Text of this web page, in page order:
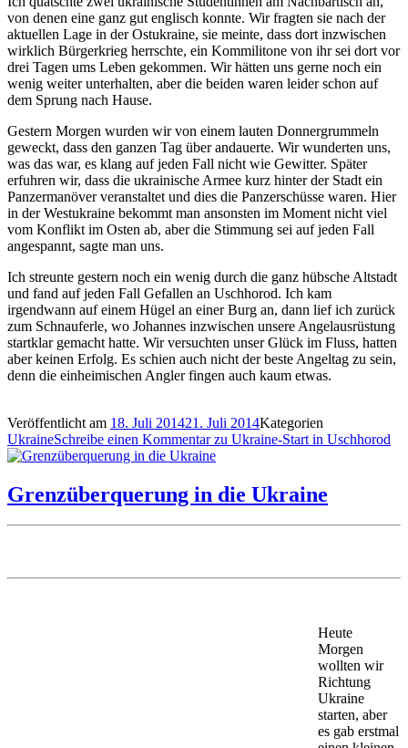
von denen eine ganz gut englisch konnte. Wir fragten sie nach der
aktuellen Lage in der Ostukraine, sie meinte, dass dort inzwischen
wirklich Bürgerkrieg herrschte, ein Kommilitone von ihr sei dort vor
drei Tagen ums Leben gekommen. Wir hätten uns gerne noch ein
wenig weiter unterhalten, aber die beiden waren leider schon auf
dem Sprung nach Hause.
Gestern Morgen wurden wir von einem lauten Donnergrummeln
geweckt, dass den ganzen Tag über andauerte. Wir wunderten uns,
was das war, es klang auf jeden Fall nicht wie Gewitter. Später
erfuhren wir, dass die ukrainische Armee kurz hinter der Stadt ein
Panzermanöver veranstaltet und dies die Panzerschüsse waren. Hier
in der Westukraine bekommt man ansonsten im Moment nicht viel
vom Konflikt im Osten ab, aber die Stimmung sei auf jeden Fall
angespannt, sagte man uns.
Ich streunte gestern noch ein wenig durch die ganz hübsche Altstadt
und fand auf jeden Fall Gefallen an Uschhorod. Ich kam
irgendwann auf einem Hügel an einer Burg an, dann lief ich zurück
zum Schnauferle, wo Johannes inzwischen unsere Angelausrüstung
startklar gemacht hatte. Wir versuchten unser Glück im Fluss, hatten
aber keinen Erfolg. Es schien auch nicht der beste Angeltag zu sein,
denn die einheimischen Angler fingen auch kaum etwas.
Veröffentlicht am 18. Juli 201421. Juli 2014Kategorien
UkraineSchreibe einen Kommentarzu Ukraine-Start in Uschhorod
Grenzüberquerung in die Ukraine
Heute
Morgen
wollten wir
Richtung
Ukraine
starten, aber
es gab erstmal